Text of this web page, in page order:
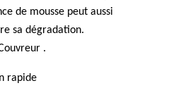
de mousse peut aussi
sa dégradation.
.
rapide